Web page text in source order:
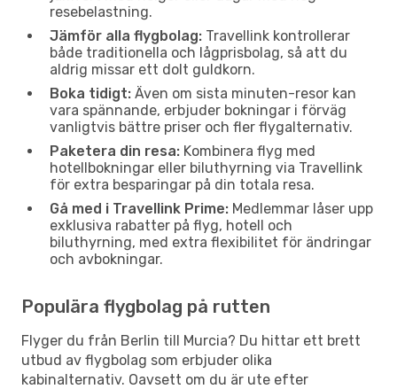
resebelastning.
Jämför alla flygbolag: Travellink kontrollerar
både traditionella och lågprisbolag, så att du
aldrig missar ett dolt guldkorn.
Boka tidigt: Även om sista minuten-resor kan
vara spännande, erbjuder bokningar i förväg
vanligtvis bättre priser och fler flygalternativ.
Paketera din resa: Kombinera flyg med
hotellbokningar eller biluthyrning via Travellink
för extra besparingar på din totala resa.
Gå med i Travellink Prime: Medlemmar låser upp
exklusiva rabatter på flyg, hotell och
biluthyrning, med extra flexibilitet för ändringar
och avbokningar.
Populära flygbolag på rutten
Flyger du från Berlin till Murcia? Du hittar ett brett
utbud av flygbolag som erbjuder olika
kabinalternativ. Oavsett om du är ute efter